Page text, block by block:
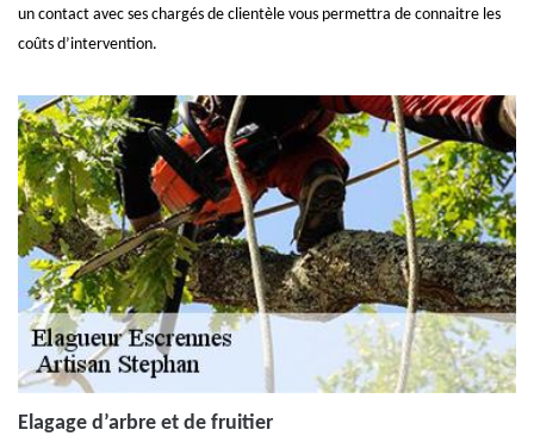
un contact avec ses chargés de clientèle vous permettra de connaitre les
coûts d’intervention.
Elagage d’arbre et de fruitier